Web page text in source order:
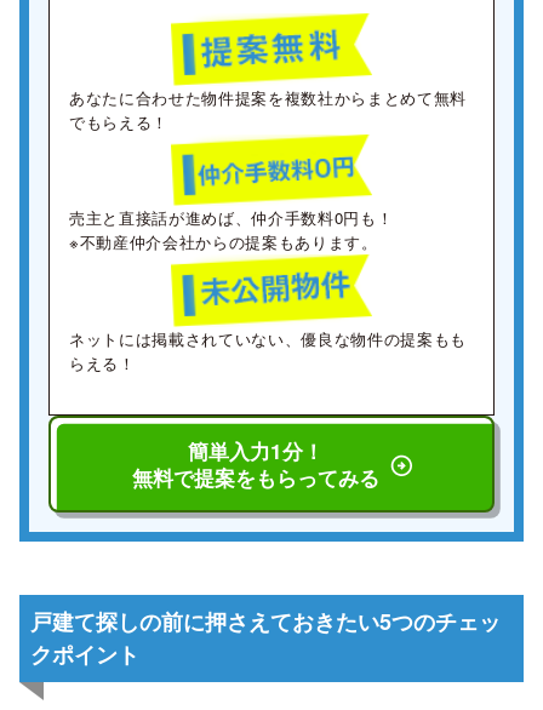
あなたに合わせた物件提案を複数社からまとめて無料
でもらえる！
売主と直接話が進めば、仲介手数料0円も！
※不動産仲介会社からの提案もあります。
ネットには掲載されていない、優良な物件の提案もも
らえる！
簡単入力1分！
無料で提案をもらってみる
戸建て探しの前に押さえておきたい5つのチェッ
クポイント